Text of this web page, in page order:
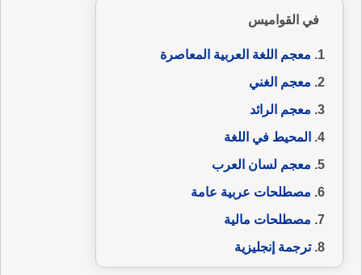
في القواميس
معجم اللغة العربية المعاصرة
معجم الغني
معجم الرائد
المحيط في اللغة
معجم لسان العرب
مصطلحات عربية عامة
مصطلحات مالية
ترجمة إنجليزية